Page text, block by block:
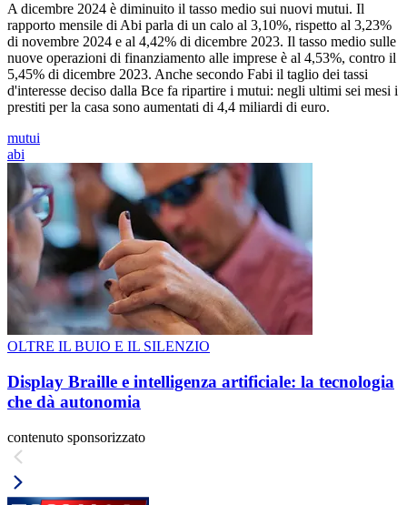
A dicembre 2024 è diminuito il tasso medio sui nuovi mutui. Il
rapporto mensile di Abi parla di un calo al 3,10%, rispetto al 3,23%
di novembre 2024 e al 4,42% di dicembre 2023. Il tasso medio sulle
nuove operazioni di finanziamento alle imprese è al 4,53%, contro il
5,45% di dicembre 2023. Anche secondo Fabi il taglio dei tassi
d'interesse deciso dalla Bce fa ripartire i mutui: negli ultimi sei mesi i
prestiti per la casa sono aumentati di 4,4 miliardi di euro.
mutui
abi
OLTRE IL BUIO E IL SILENZIO
Display Braille e intelligenza artificiale: la tecnologia
che dà autonomia
contenuto sponsorizzato